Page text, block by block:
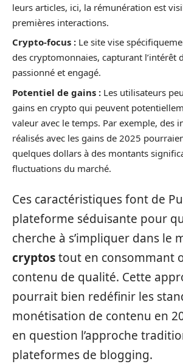
leurs articles, ici, la rémunération est
premières interactions.
Crypto-focus : Le site vise
des cryptomonnaies, capturant l’intérêt
passionné et engagé.
Potentiel de gains : Les utilisateurs
gains en crypto qui peuvent
valeur avec le temps. Par exemple, des
réalisés avec les gains de 2025
quelques dollars à des montants
fluctuations du marché.
Ces caractéristiques font de
plateforme séduisante pour
cherche à s’impliquer dans le
cryptostout en consommant
contenu de qualité. Cette
pourrait bien redéfinir les
monétisation de contenu en
en question l’approche
plateformes de blogging.